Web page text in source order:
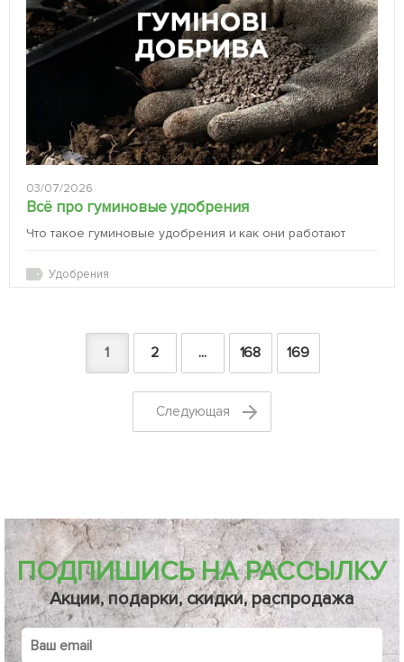
03/07/2026
Всё про гуминовые удобрения
Что такое гуминовые удобрения и как они работают
Удобрения
1 2 ... 168 169
Cледующая
ПОДПИШИСЬ НА РАССЫЛКУ
Акции, подарки, скидки, распродажа